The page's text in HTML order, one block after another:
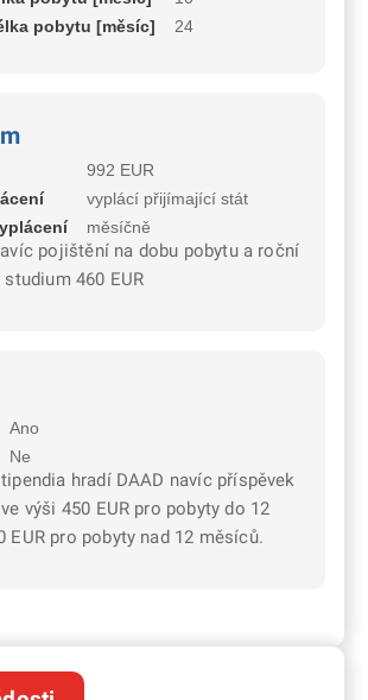
pobytu [měsíc]
24
992 EUR
vyplácí přijímající stát
měsíčně
pojištění na dobu pobytu a roční
460 EUR
Ano
Ne
hradí DAAD navíc příspěvek
výši 450 EUR pro pobyty do 12
EUR pro pobyty nad 12 měsíců.